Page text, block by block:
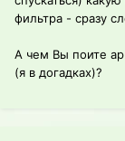
фильтра - сразу
А чем Вы поите
(я в догадках)?